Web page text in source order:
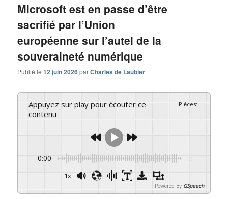
Microsoft est en passe d’être
sacrifié par l’Union
européenne sur l’autel de la
souveraineté numérique
Publié le12 juin 2026parCharles de Laubier
Appuyez sur play pour écouter ce
contenu
Pièces:-
0:00 -:--
1x
Powered By GSpeech